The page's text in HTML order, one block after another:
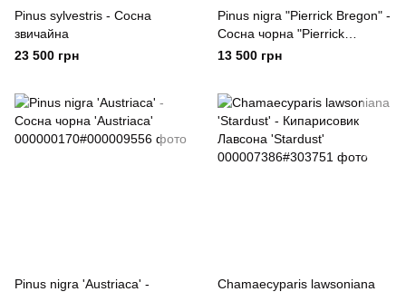
Pinus sylvestris - Сосна
звичайна
23 500 грн
Pinus nigra "Pierrick Bregon" -
Сосна чорна "Pierrick
Bregon"
13 500 грн
Pinus nigra 'Austriaca' -
Chamaecyparis lawsoniana